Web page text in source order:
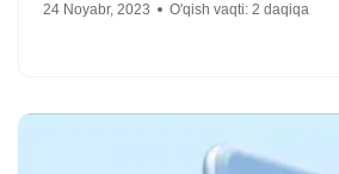
joylashtirdi
24 Noyabr, 2023 O'qish vaqti: 2 daqiqa